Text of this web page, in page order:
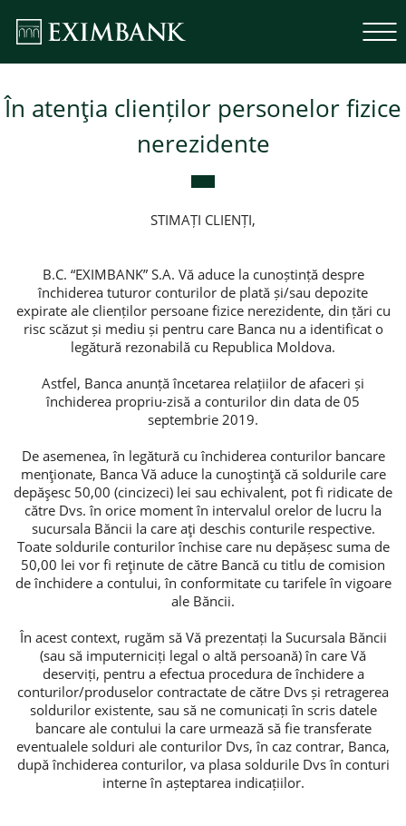
Consumer loan
Mortgage loans
În atenţia clienților personelor fizice
nerezidente
STIMAȚI CLIENȚI,
B.C. “EXIMBANK” S.A. Vă aduce la cunoștință despre
închiderea tuturor conturilor de plată și/sau depozite
expirate ale clienților persoane fizice nerezidente, din țări cu
risc scăzut și mediu și pentru care Banca nu a identificat o
legătură rezonabilă cu Republica Moldova.
Astfel, Banca anunță încetarea relațiilor de afaceri și
închiderea propriu-zisă a conturilor din data de 05
septembrie 2019.
De asemenea, în legătură cu închiderea conturilor bancare
menţionate, Banca Vă aduce la cunoştinţă că soldurile care
depăşesc 50,00 (cincizeci) lei sau echivalent, pot fi ridicate de
către Dvs. în orice moment în intervalul orelor de lucru la
sucursala Băncii la care aţi deschis conturile respective.
Toate soldurile conturilor închise care nu depășesc suma de
50,00 lei vor fi reţinute de către Bancă cu titlu de comision
de închidere a contului, în conformitate cu tarifele în vigoare
ale Băncii.
În acest context, rugăm să Vă prezentați la Sucursala Băncii
(sau să imputerniciți legal o altă persoană) în care Vă
deserviți, pentru a efectua procedura de închidere a
conturilor/produselor contractate de către Dvs și retragerea
soldurilor existente, sau să ne comunicați în scris datele
bancare ale contului la care urmează să fie transferate
eventualele solduri ale conturilor Dvs, în caz contrar, Banca,
după închiderea conturilor, va plasa soldurile Dvs în conturi
interne în așteptarea indicațiilor.